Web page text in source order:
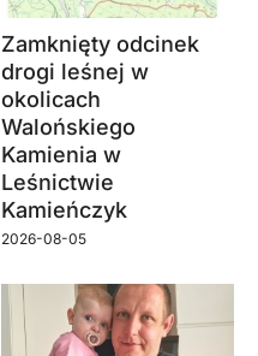
Zamknięty odcinek
drogi leśnej w
okolicach
Walońskiego
Kamienia w
Leśnictwie
Kamieńczyk
2026-08-05